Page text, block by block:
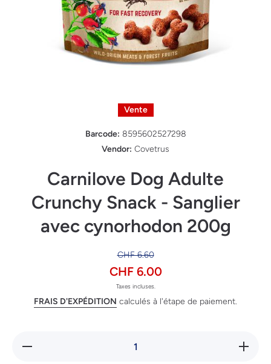
Vente
Barcode: 8595602527298
Vendor: Covetrus
Carnilove Dog Adulte
Crunchy Snack - Sanglier
avec cynorhodon 200g
CHF 6.60
CHF 6.00
Taxes incluses.
FRAIS D'EXPÉDITION calculés à l'étape de paiement.
Réduire la
la